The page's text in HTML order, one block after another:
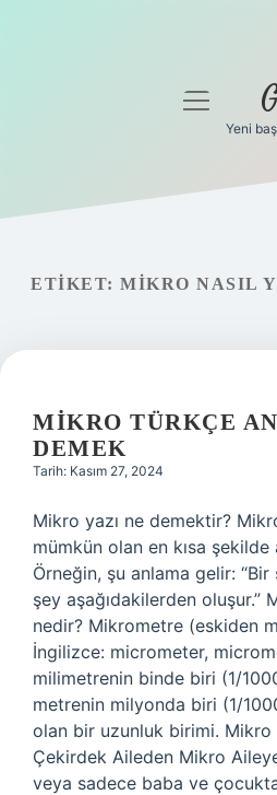
Gizlilik Politikası
menüyü
Yeni
ETIKET: MIKRO NASIL
MIKRO TÜRKÇE
DEMEK
Tarih: Kasım 27, 2024
Mikro yazı ne demektir?
mümkün olan en kısa şekilde
Örneğin, şu anlama gelir: “Bir
şey aşağıdakilerden oluşur.”
nedir? Mikrometre (eskiden
İngilizce: micrometer,
milimetrenin binde biri (1/
metrenin milyonda biri (1/
olan bir uzunluk birimi. Mikro
Çekirdek Aileden Mikro
veya sadece baba ve